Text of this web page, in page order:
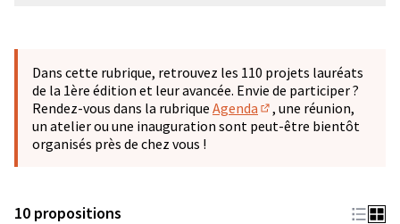
−
Dans cette rubrique, retrouvez les 110 projets lauréats
de la 1ère édition et leur avancée. Envie de participer ?
Rendez-vous dans la rubrique Agenda
(S'ouvre dans un
, une réunion,
un atelier ou une inauguration sont peut-être bientôt
organisés près de chez vous !
10 propositions